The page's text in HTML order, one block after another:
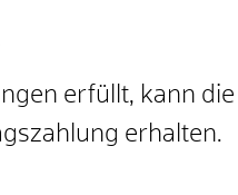
erfüllt, kann die
erhalten.